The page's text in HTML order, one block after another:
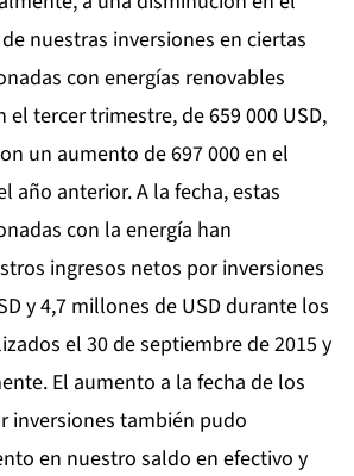
nuestras inversiones en ciertas
con energías renovables
el tercer trimestre, de 659 000 USD,
un aumento de 697 000 en el
año anterior. A la fecha, estas
con la energía han
ingresos netos por inversiones
y 4,7 millones de USD durante los
el 30 de septiembre de 2015 y
El aumento a la fecha de los
inversiones también pudo
en nuestro saldo en efectivo y